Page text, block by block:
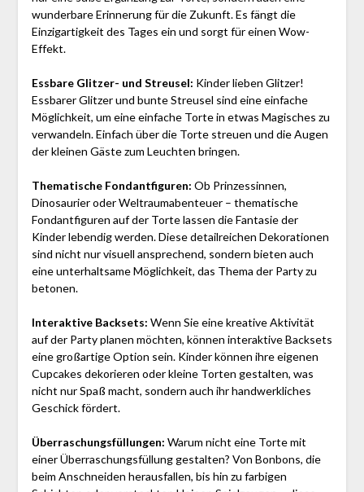
wunderbare Erinnerung für die Zukunft. Es fängt die
Einzigartigkeit des Tages ein und sorgt für einen Wow-
Effekt.
Essbare Glitzer- und Streusel: Kinder lieben Glitzer!
Essbarer Glitzer und bunte Streusel sind eine einfache
Möglichkeit, um eine einfache Torte in etwas Magisches zu
verwandeln. Einfach über die Torte streuen und die Augen
der kleinen Gäste zum Leuchten bringen.
Thematische Fondantfiguren: Ob Prinzessinnen,
Dinosaurier oder Weltraumabenteuer – thematische
Fondantfiguren auf der Torte lassen die Fantasie der
Kinder lebendig werden. Diese detailreichen Dekorationen
sind nicht nur visuell ansprechend, sondern bieten auch
eine unterhaltsame Möglichkeit, das Thema der Party zu
betonen.
Interaktive Backsets: Wenn Sie eine kreative Aktivität
auf der Party planen möchten, können interaktive Backsets
eine großartige Option sein. Kinder können ihre eigenen
Cupcakes dekorieren oder kleine Torten gestalten, was
nicht nur Spaß macht, sondern auch ihr handwerkliches
Geschick fördert.
Überraschungsfüllungen: Warum nicht eine Torte mit
einer Überraschungsfüllung gestalten? Von Bonbons, die
beim Anschneiden herausfallen, bis hin zu farbigen